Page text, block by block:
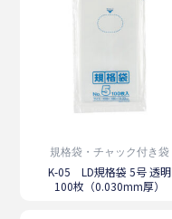
規格袋・チャック付き袋
K-05 LD規格袋 5号 透明
100枚（0.030mm厚）